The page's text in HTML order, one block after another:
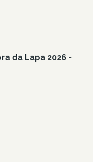
da Lapa 2026 -